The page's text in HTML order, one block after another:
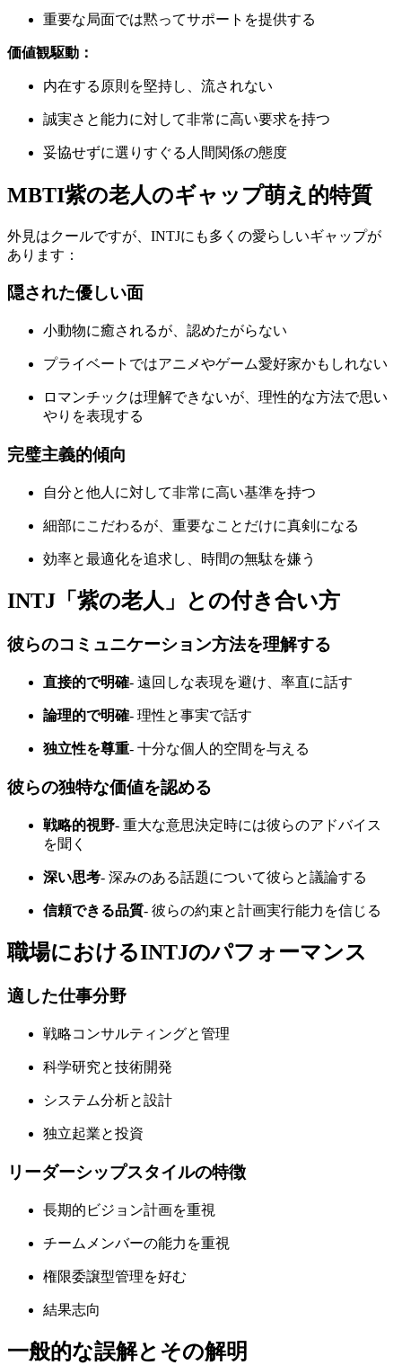
重要な局面では黙ってサポートを提供する
価値観駆動：
内在する原則を堅持し、流されない
誠実さと能力に対して非常に高い要求を持つ
妥協せずに選りすぐる人間関係の態度
MBTI紫の老人のギャップ萌え的特質
外見はクールですが、INTJにも多くの愛らしいギャップが
あります：
隠された優しい面
小動物に癒されるが、認めたがらない
プライベートではアニメやゲーム愛好家かもしれない
ロマンチックは理解できないが、理性的な方法で思い
やりを表現する
完璧主義的傾向
自分と他人に対して非常に高い基準を持つ
細部にこだわるが、重要なことだけに真剣になる
効率と最適化を追求し、時間の無駄を嫌う
INTJ「紫の老人」との付き合い方
彼らのコミュニケーション方法を理解する
直接的で明確- 遠回しな表現を避け、率直に話す
論理的で明確- 理性と事実で話す
独立性を尊重- 十分な個人的空間を与える
彼らの独特な価値を認める
戦略的視野- 重大な意思決定時には彼らのアドバイス
を聞く
深い思考- 深みのある話題について彼らと議論する
信頼できる品質- 彼らの約束と計画実行能力を信じる
職場におけるINTJのパフォーマンス
適した仕事分野
戦略コンサルティングと管理
科学研究と技術開発
システム分析と設計
独立起業と投資
リーダーシップスタイルの特徴
長期的ビジョン計画を重視
チームメンバーの能力を重視
権限委譲型管理を好む
結果志向
一般的な誤解とその解明